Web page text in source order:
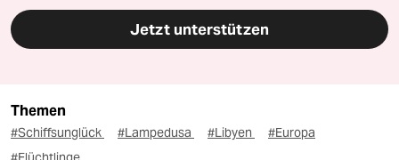
Jetzt unterstützen
Themen
#Schiffsunglück #Lampedusa #Libyen
#Europa